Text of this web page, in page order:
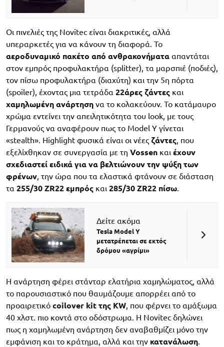
Οι πινελιές της Novitec είναι διακριτικές, αλλά
υπεραρκετές για να κάνουν τη διαφορά. Το
αεροδυναμικό πακέτο από ανθρακονήματα απαντάται
στον εμπρός προφυλακτήρα (splitter), τα μαρσπιέ (ποδιές),
τον πίσω προφυλακτήρα (διαχύτη) και την 5η πόρτα
(spoiler), έχοντας μια τετράδα 22άρες ζάντες και
χαμηλωμένη ανάρτηση να το κολακεύουν. Το κατάμαυρο
χρώμα εντείνει την απειλητικότητα του look, με τους
Γερμανούς να αναφέρουν πως το Model Y γίνεται
«stealth». Highlight φυσικά είναι οι νέες ζάντες , που
εξελίχθηκαν σε συνεργασία με τη Vossen και έχουν
σχεδιαστεί ειδικά για να βελτιώνουν την ψύξη των
φρένων , την ώρα που τα ελαστικά φτάνουν σε διάσταση
τα 255/30 ZR22 εμπρός και 285/30 ZR22 πίσω
Δείτε ακόμα
Tesla Model Y
μετατρέπεται σε εκτός
δρόμου «αγρίμι»
H ανάρτηση φέρει στάνταρ ελατήρια χαμηλώματος, αλλά
το παρουσιαστικό που θαυμάζουμε απορρέει από το
προαιρετικό coilover kit της KW, που φέρνει το αμάξωμα
40 χλστ. πιο κοντά στο οδόστρωμα. Η Novitec δηλώνει
πως η χαμηλωμένη ανάρτηση δεν αναβαθμίζει μόνο την
εμφάνιση και το κράτημα, αλλά και την κατανάλωση.